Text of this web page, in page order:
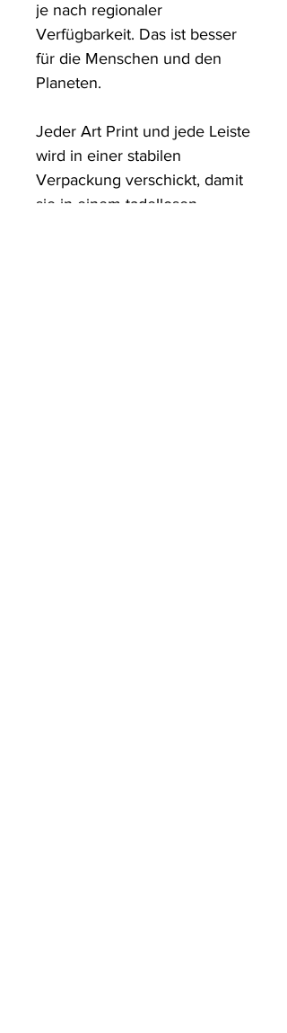
je nach regionaler
Verfügbarkeit. Das ist besser
für die Menschen und den
Planeten.
Jeder Art Print und jede Leiste
wird in einer stabilen
Verpackung verschickt, damit
sie in einem tadellosen